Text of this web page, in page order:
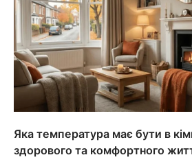
Яка температура має бути в
здорового та комфортного